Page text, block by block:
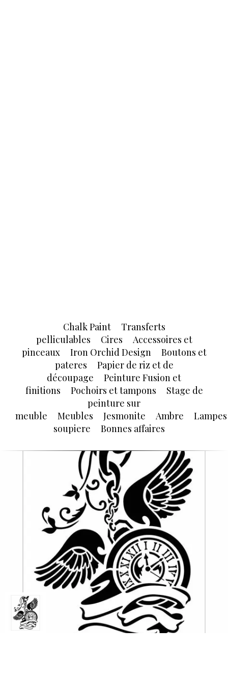
Chalk Paint
Transferts
pelliculables
Cires
Accessoires et
pinceaux
Iron Orchid Design
Boutons et
pateres
Papier de riz et de
découpage
Peinture Fusion et
finitions
Pochoirs et tampons
Stage de
peinture sur
meuble
Meubles Jesmonite Ambre
Lampes
soupiere
Bonnes affaires